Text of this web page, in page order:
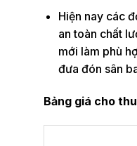
Hiện nay các
an toàn chất
mới làm phù
đưa đón sân
Bảng giá cho